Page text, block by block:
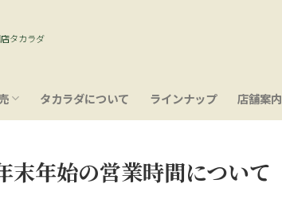
タカラダ
タカラダについて ラインナップ 店舗案内
末年始の営業時間について